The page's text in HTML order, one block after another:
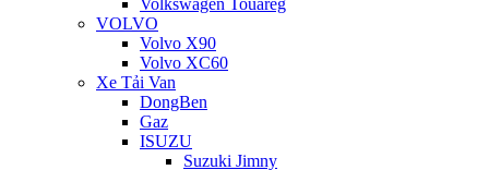
Volkswagen Touareg
VOLVO
Volvo X90
Volvo XC60
Xe Tải Van
DongBen
Gaz
ISUZU
Suzuki Jimny